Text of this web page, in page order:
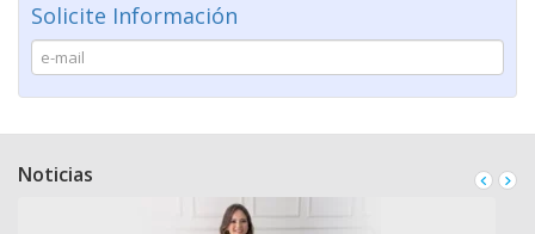
Solicite Información
Noticias